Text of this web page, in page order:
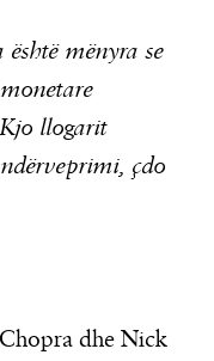
mënyra se
llogarit
çdo
dhe Nick